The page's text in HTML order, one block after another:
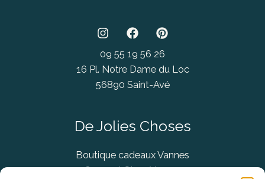
09 55 19 56 26
16 Pl. Notre Dame du Loc
56890 Saint-Avé
De Jolies Choses
Boutique cadeaux Vannes
Concept Store Vannes